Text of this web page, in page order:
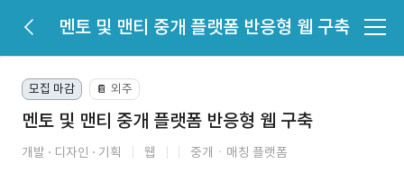
멘토 및 맨티 중개 플랫폼 반응형 웹 구축
모집 마감 📔 외주
멘토 및 맨티 중개 플랫폼 반응형 웹 구축
개발 디자인 기획 웹 중개ㆍ매칭 플랫폼